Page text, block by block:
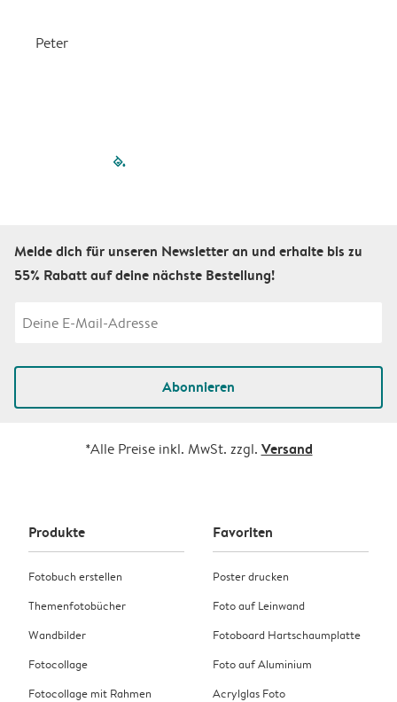
Peter
filled-pagination
Melde dich für unseren Newsletter an und erhalte bis zu
55% Rabatt auf deine nächste Bestellung!
Abonnieren
*Alle Preise inkl. MwSt. zzgl. Versand
Produkte
Fotobuch erstellen
Themenfotobücher
Wandbilder
Fotocollage
Fotocollage mit Rahmen
Favoriten
Poster drucken
Foto auf Leinwand
Fotoboard Hartschaumplatte
Foto auf Aluminium
Acrylglas Foto